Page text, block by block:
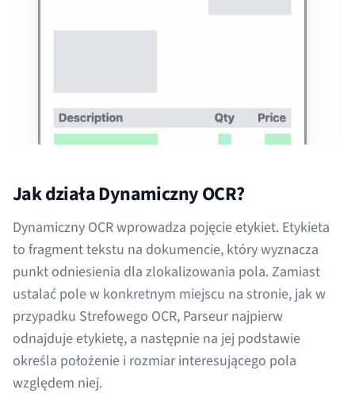
Jak działa Dynamiczny OCR?
Dynamiczny OCR wprowadza pojęcie etykiet. Etykieta
to fragment tekstu na dokumencie, który wyznacza
punkt odniesienia dla zlokalizowania pola. Zamiast
ustalać pole w konkretnym miejscu na stronie, jak w
przypadku Strefowego OCR, Parseur najpierw
odnajduje etykietę, a następnie na jej podstawie
określa położenie i rozmiar interesującego pola
względem niej.